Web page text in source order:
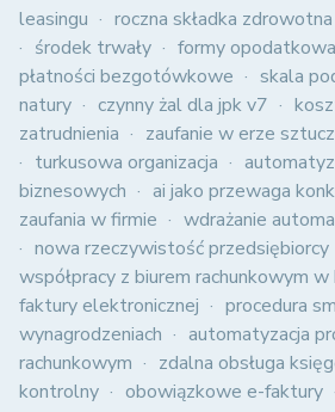
leasingu
roczna składka zdrowotna
środek trwały
formy
płatności bezgotówkowe
skala
natury
czynny żal dla jpk v7
zatrudnienia
zaufanie w erze
turkusowa organizacja
biznesowych
ai jako przewaga
zaufania w firmie
wdrażanie
nowa rzeczywistość przedsiębiorcy
współpracy z biurem rachunkowym
faktury elektronicznej
procedura
wynagrodzeniach
automatyzacja
rachunkowym
zdalna obsługa
kontrolny
obowiązkowe e-faktury